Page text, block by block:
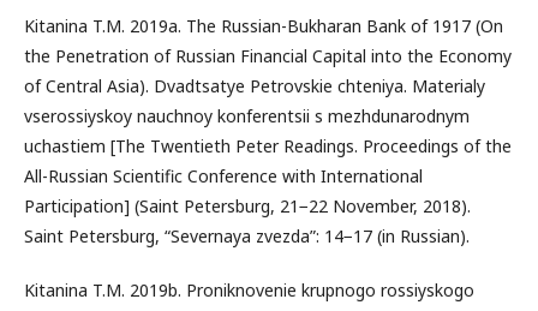
Kitanina T.M. 2019a. The Russian-Bukharan Bank of 1917 (On
the Penetration of Russian Financial Capital into the Economy
of Central Asia). Dvadtsatye Petrovskie chteniya. Materialy
vserossiyskoy nauchnoy konferentsii s mezhdunarodnym
uchastiem [The Twentieth Peter Readings. Proceedings of the
All-Russian Scientific Conference with International
Participation] (Saint Petersburg, 21−22 November, 2018).
Saint Petersburg, “Severnaya zvezda”: 14−17 (in Russian).
Kitanina T.M. 2019b. Proniknovenie krupnogo rossiyskogo